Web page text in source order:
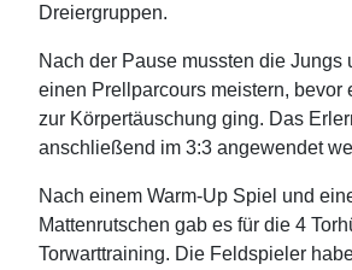
Dreiergruppen.
Nach der Pause mussten die Jungs
einen Prellparcours meistern, bevor
zur Körpertäuschung ging. Das
anschließend im 3:3 angewendet
Nach einem Warm-Up Spiel und
Mattenrutschen gab es für die 4
Torwarttraining. Die Feldspieler